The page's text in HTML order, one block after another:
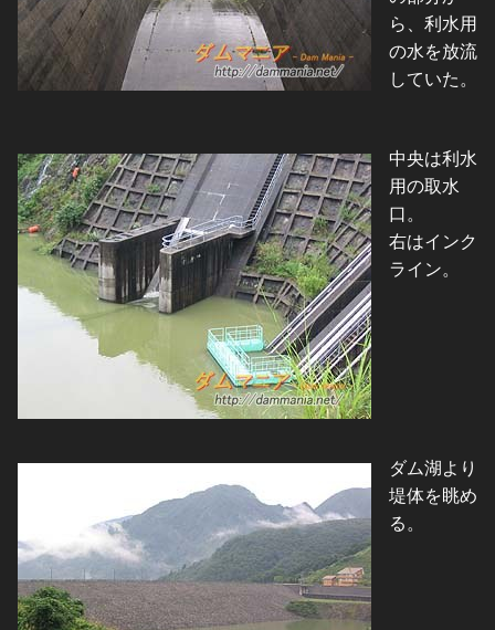
ら、利水用
の水を放流
していた。
中央は利水
用の取水
口。
右はインク
ライン。
ダム湖より
堤体を眺め
る。